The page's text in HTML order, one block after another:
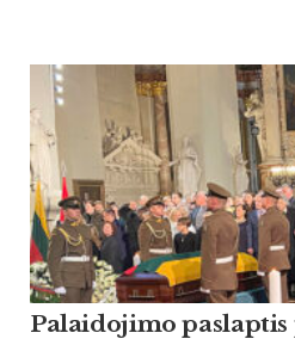
Palaidojimo paslaptis